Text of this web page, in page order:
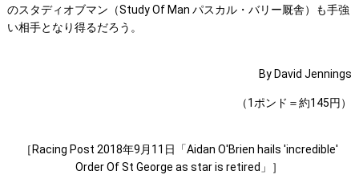
のスタディオブマン（Study Of Man パスカル・バリー厩舎）も手強
い相手となり得るだろう。
By David Jennings
（1ポンド＝約145円）
［Racing Post 2018年9月11日「Aidan O'Brien hails 'incredible'
Order Of St George as star is retired」］